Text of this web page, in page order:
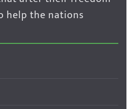
help the nations